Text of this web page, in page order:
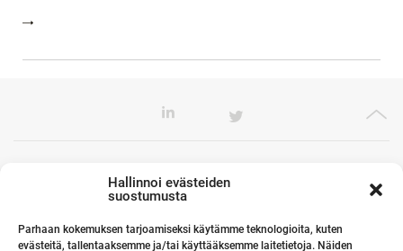
Hallinnoi evästeiden
suostumusta
Parhaan kokemuksen tarjoamiseksi käytämme teknologioita, kuten
evästeitä, tallentaaksemme ja/tai käyttääksemme laitetietoja. Näiden
Toimistomme Euroopassa